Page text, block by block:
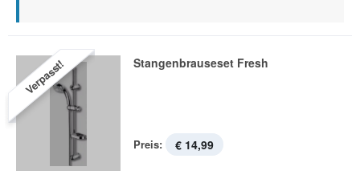
Verpasst! Stangenbrauseset Fresh
Preis: € 14,99